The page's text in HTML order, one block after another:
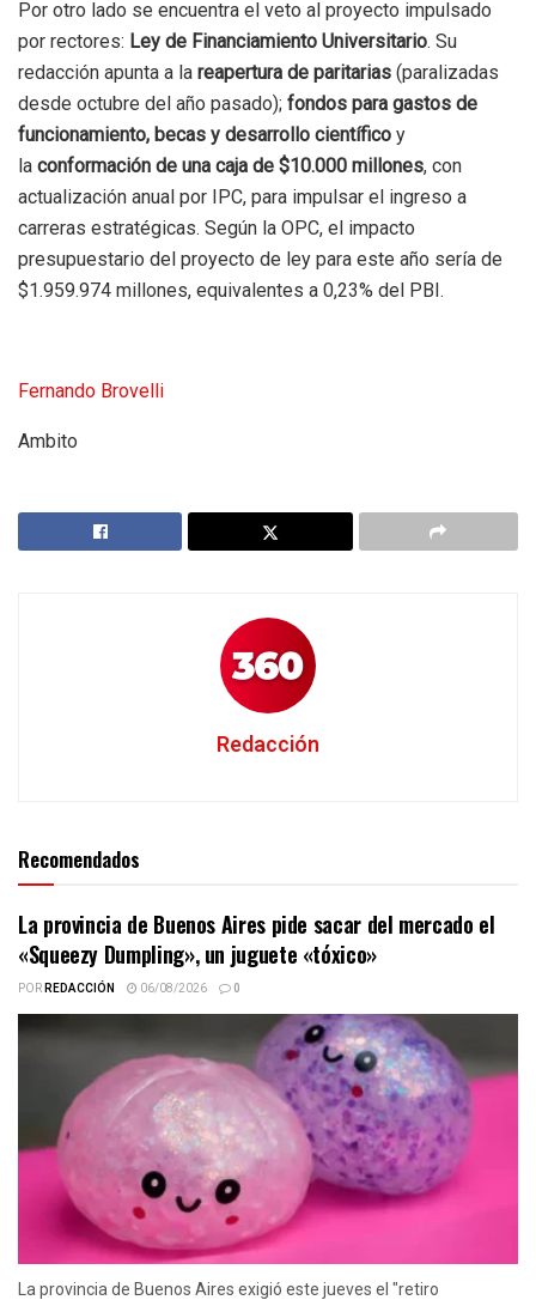
Por otro lado se encuentra el veto al proyecto impulsado
por rectores: Ley de Financiamiento Universitario. Su
redacción apunta a la reapertura de paritarias (paralizadas
desde octubre del año pasado); fondos para gastos de
funcionamiento, becas y desarrollo científico y
la conformación de una caja de $10.000 millones, con
actualización anual por IPC, para impulsar el ingreso a
carreras estratégicas. Según la OPC, el impacto
presupuestario del proyecto de ley para este año sería de
$1.959.974 millones, equivalentes a 0,23% del PBI.
Fernando Brovelli
Ambito
Redacción
Recomendados
La provincia de Buenos Aires pide sacar del mercado el
«Squeezy Dumpling», un juguete «tóxico»
PORREDACCIÓN 06/08/2026 0
La provincia de Buenos Aires exigió este jueves el "retiro